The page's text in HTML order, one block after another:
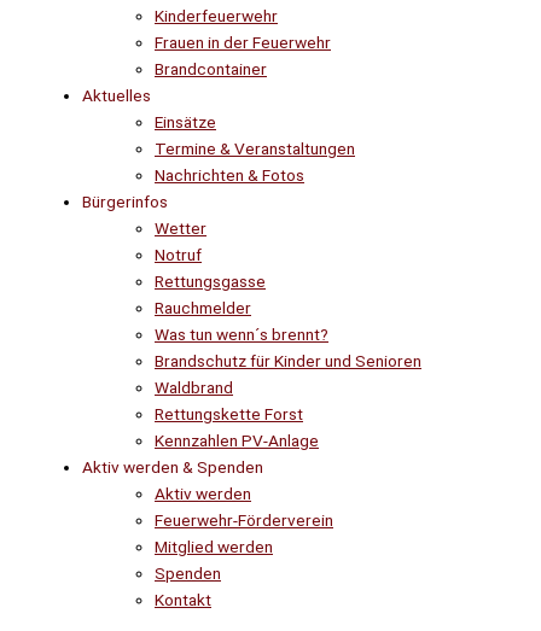
Kinderfeuerwehr
Frauen in der Feuerwehr
Brandcontainer
Aktuelles
Einsätze
Termine & Veranstaltungen
Nachrichten & Fotos
Bürgerinfos
Wetter
Notruf
Rettungsgasse
Rauchmelder
Was tun wenn´s brennt?
Brandschutz für Kinder und Senioren
Waldbrand
Rettungskette Forst
Kennzahlen PV-Anlage
Aktiv werden & Spenden
Aktiv werden
Feuerwehr-Förderverein
Mitglied werden
Spenden
Kontakt